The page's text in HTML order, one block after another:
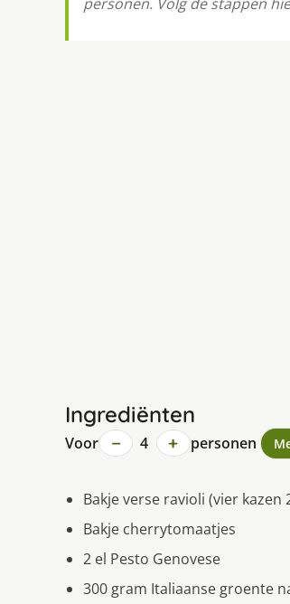
Ingrediënten
Voor − 4 + personen
Bakje verse ravioli (vier kazen
Bakje cherrytomaatjes
2 el Pesto Genovese
300 gram Italiaanse groente